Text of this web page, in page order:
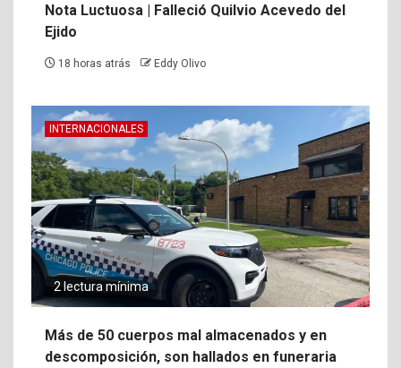
Nota Luctuosa | Falleció Quilvio Acevedo del
Ejido
18 horas atrás Eddy Olivo
INTERNACIONALES
2 lectura mínima
Más de 50 cuerpos mal almacenados y en
descomposición, son hallados en funeraria